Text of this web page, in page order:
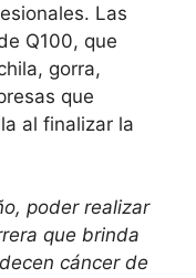
Las
Q100, que
gorra,
que
al finalizar la
poder realizar
que brinda
cáncer de